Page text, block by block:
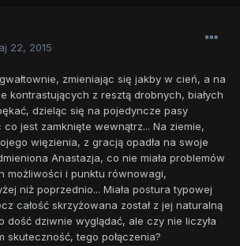
22, 2015
zmieniając się jakby w cień, a na
kontrastujących z resztą drobnych, białych
dzieląc się na pojedyncze pasy
co jest zamknięte wewnątrz... Na ziemie,
więzienia, z gracją opadła na swoje
Anastazja, co nie miała problemów
możliwości i punktu równowagi,
niż poprzednio... Miała postura typowej
całość skrzyżowana został z jej naturalną
dość dziwnie wyglądać, ale czy nie liczyła
skuteczność, tego połączenia?